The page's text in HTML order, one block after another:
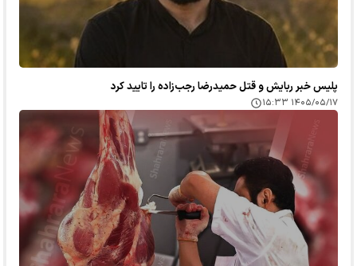
پلیس خبر ربایش و قتل حمیدرضا رجب‌زاده را تایید کرد
۱۴۰۵/۰۵/۱۷ ۱۵:۳۳